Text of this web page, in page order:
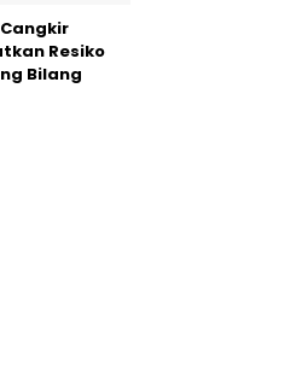
Resiko
Bilang